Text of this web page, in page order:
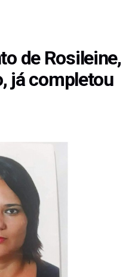
de Rosileine,
já completou